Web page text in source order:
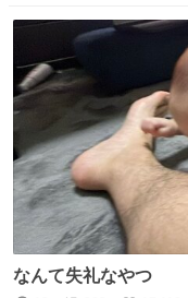
ト
数
数
なんて失礼なやつ